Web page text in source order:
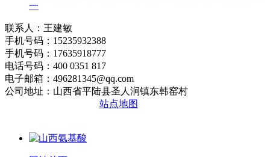
一
联系人：王建敏
手机号码：15235932388
手机号码：17635918777
电话号码：400 0351 817
电子邮箱：496281345@qq.com
公司地址：山西省平陆县圣人涧镇东韩窑村
站点地图